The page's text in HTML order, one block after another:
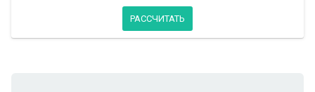
РАССЧИТАТЬ